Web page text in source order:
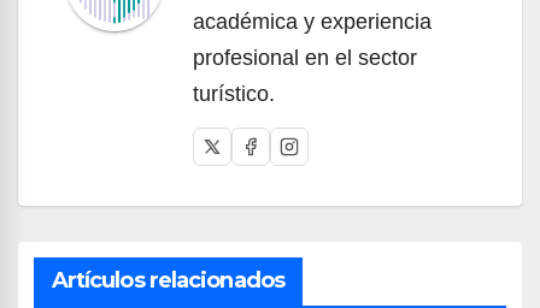
académica y experiencia
profesional en el sector
turístico.
Artículos relacionados